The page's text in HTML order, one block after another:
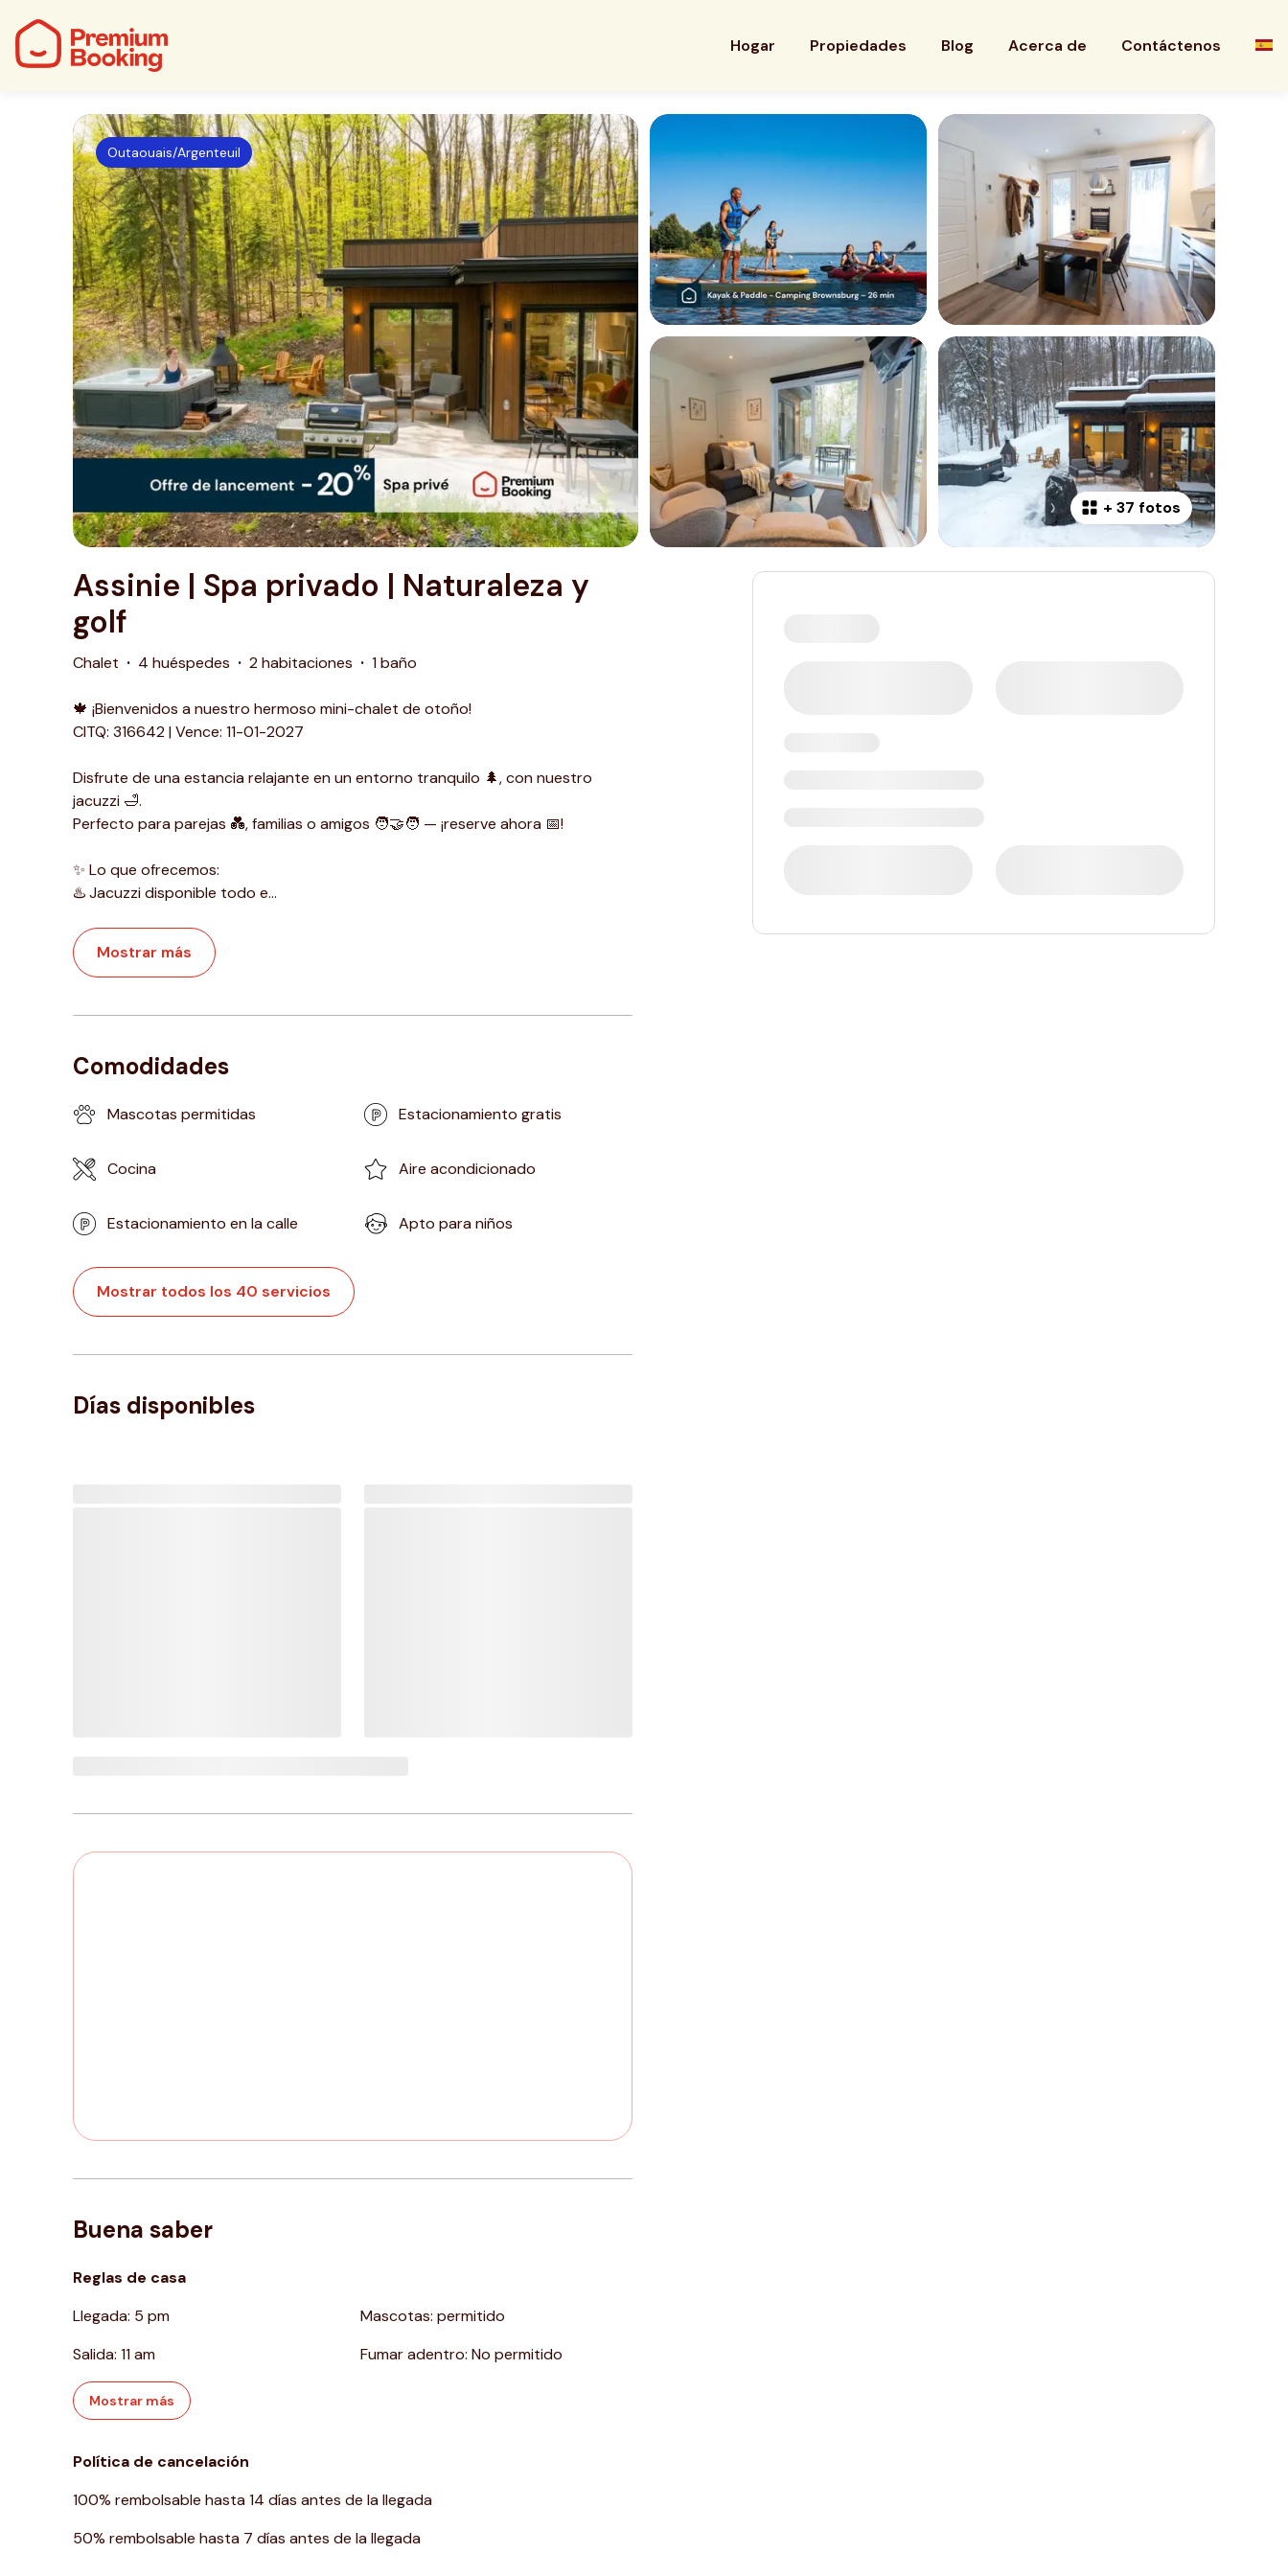
Hogar Propiedades Blog Acerca de Contáctenos
+ 37 fotos
Outaouais/Argenteuil
Assinie | Spa privado | Naturaleza y
golf
Chalet · 4 huéspedes · 2 habitaciones · 1 baño
🍁 ¡Bienvenidos a nuestro hermoso mini-chalet de otoño!
CITQ: 316642 | Vence: 11-01-2027
Disfrute de una estancia relajante en un entorno tranquilo 🌲, con nuestro
jacuzzi 🛁.
Perfecto para parejas 💑, familias o amigos 🧑‍🤝‍🧑 — ¡reserve ahora 📅!
✨ Lo que ofrecemos:
♨️ Jacuzzi disponible todo e...
Mostrar más
Comodidades
Mascotas permitidas Estacionamiento gratis
Cocina Aire acondicionado
Estacionamiento en la calle Apto para niños
Mostrar todos los 40 servicios
Días disponibles
Buena saber
Reglas de casa
Llegada: 5 pm
Salida: 11 am
Mascotas: permitido
Fumar adentro: No permitido
Mostrar más
Política de cancelación
100% rembolsable hasta14 días antes de lallegada
50% rembolsable hasta 7 días antes de lallegada